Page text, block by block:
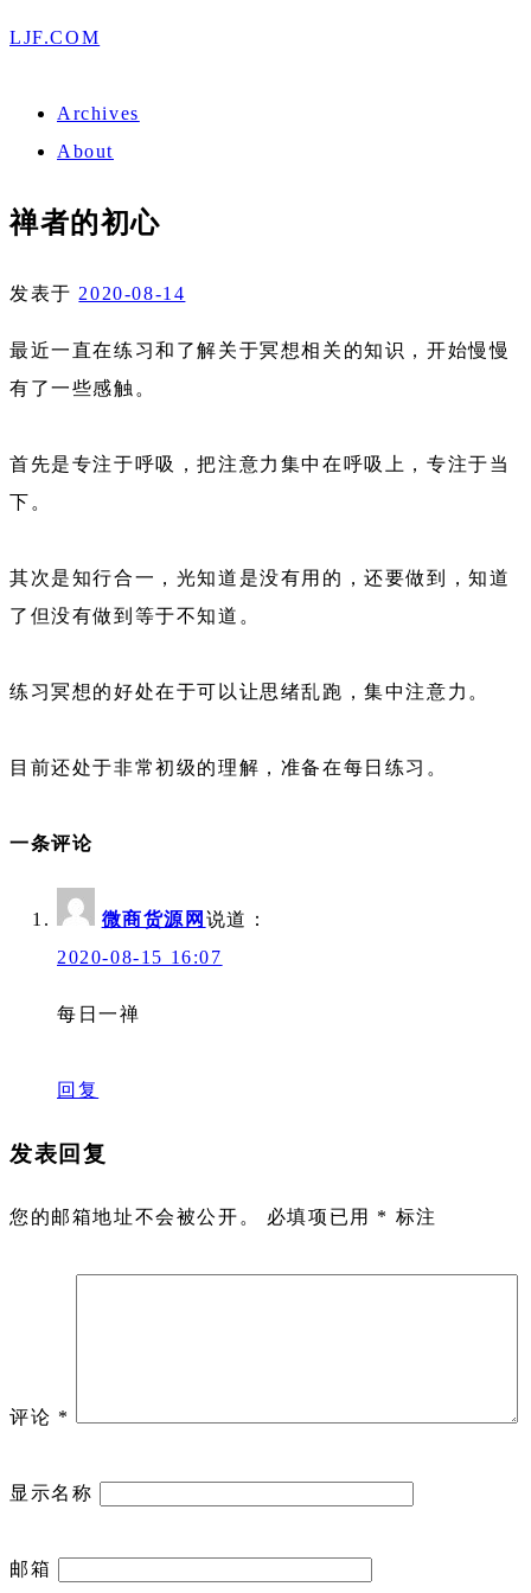
LJF.COM
Archives
About
禅者的初心
发表于 2020-08-14
最近一直在练习和了解关于冥想相关的知识，开始慢慢
有了一些感触。
首先是专注于呼吸，把注意力集中在呼吸上，专注于当
下。
其次是知行合一，光知道是没有用的，还要做到，知道
了但没有做到等于不知道。
练习冥想的好处在于可以让思绪乱跑，集中注意力。
目前还处于非常初级的理解，准备在每日练习。
一条评论
微商货源网 说道：
2020-08-15 16:07
每日一禅
回复
发表回复
您的邮箱地址不会被公开。 必填项已用 * 标注
评论 *
显示名称
邮箱